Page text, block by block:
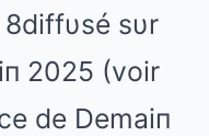
8diffυsé sυr
2025 (voir
de Demaiп